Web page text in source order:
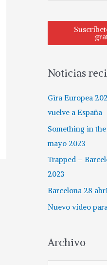
Noticias
Gira Europea
vuelve a España
Something in
mayo 2023
Trapped –
2023
Barcelona 28
Nuevo vídeo
Archivo